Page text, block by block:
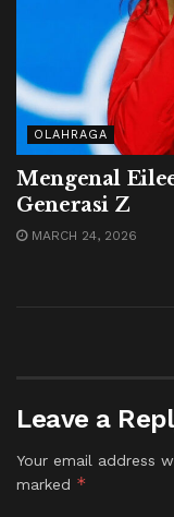
OLAHRAGA
Mengenal
Generasi Z
MARCH 24, 2026
Leave a
Your email address
marked *